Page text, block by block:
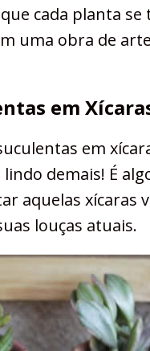
cada planta
uma obra de
em
em
demais! É
aquelas xícaras
louças atuais.